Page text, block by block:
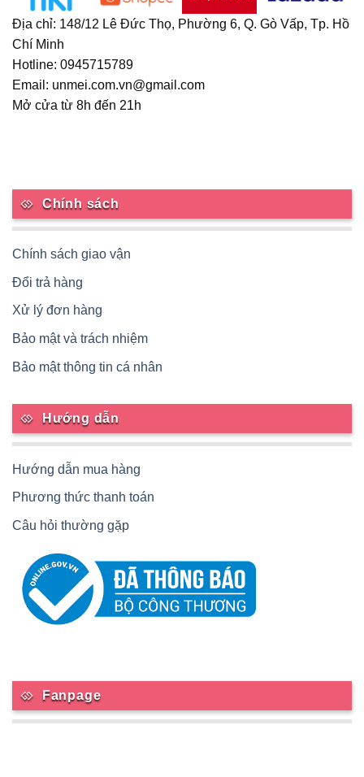
Địa chỉ: 148/12 Lê Đức Thọ, Phường 6, Q. Gò Vấp, Tp. Hồ
Chí Minh
Hotline: 0945715789
Email: unmei.com.vn@gmail.com
Mở cửa từ 8h đến 21h
Chính sách
Chính sách giao vận
Đổi trả hàng
Xử lý đơn hàng
Bảo mật và trách nhiệm
Bảo mật thông tin cá nhân
Hướng dẫn
Hướng dẫn mua hàng
Phương thức thanh toán
Câu hỏi thường gặp
Fanpage